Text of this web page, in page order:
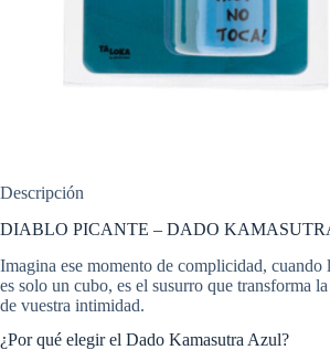
Descripción
DIABLO PICANTE – DADO KAMASUTRA
Imagina ese momento de complicidad,
es solo un cubo, es el susurro que transforma
de vuestra intimidad.
¿Por qué elegir el Dado Kamasutra Azul?